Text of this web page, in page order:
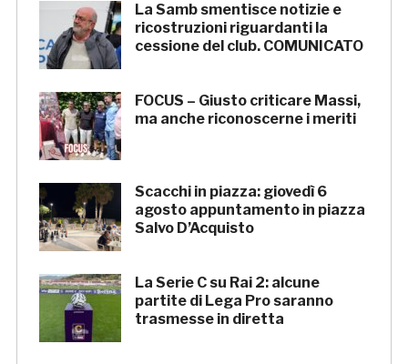
La Samb smentisce notizie e
ricostruzioni riguardanti la
cessione del club. COMUNICATO
FOCUS – Giusto criticare Massi,
ma anche riconoscerne i meriti
Scacchi in piazza: giovedì 6
agosto appuntamento in piazza
Salvo D’Acquisto
La Serie C su Rai 2: alcune
partite di Lega Pro saranno
trasmesse in diretta